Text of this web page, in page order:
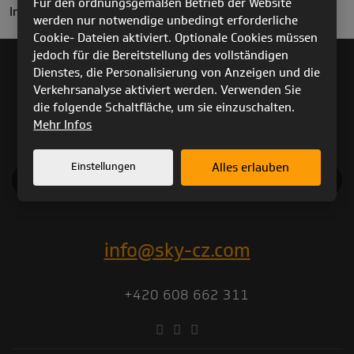
Internet in CZ.
PRODUKTARCHIV
TECHNISCHE KONTROLLEN
info@sky-cz.com
+420 608 662 311
werden nur notwendige unbedingt erforderliche
Cookie- Dateien aktiviert. Optionale Cookies müssen
jedoch für die Bereitstellung des vollständigen
Dienstes, die Personalisierung von Anzeigen und die
Verkehrsanalyse aktiviert werden. Verwenden Sie
die folgende Schaltfläche, um sie einzuschalten.
Mehr Infos
Einstellungen Alles erlauben